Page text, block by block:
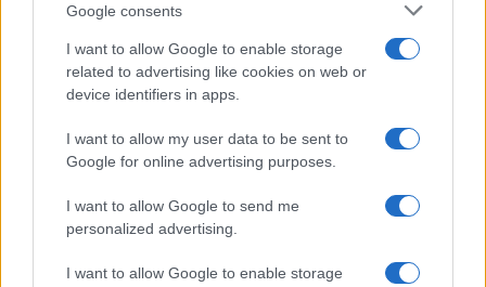
Google consents
I want to allow Google to enable storage
related to advertising like cookies on web or
device identifiers in apps.
I want to allow my user data to be sent to
Google for online advertising purposes.
I want to allow Google to send me
personalized advertising.
I want to allow Google to enable storage